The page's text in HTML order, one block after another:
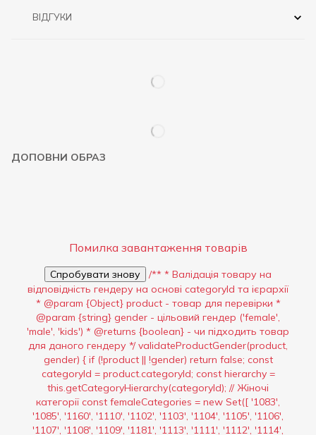
ВІДГУКИ
ДОПОВНИ ОБРАЗ
Помилка завантаження товарів
Спробувати знову
/** * Валідація товару на
відповідність гендеру на основі categoryId та ієрархії
* @param {Object} product - товар для перевірки *
@param {string} gender - цільовий гендер ('female',
'male', 'kids') * @returns {boolean} - чи підходить товар
для даного гендеру */ validateProductGender(product,
gender) { if (!product || !gender) return false; const
categoryId = product.categoryId; const hierarchy =
this.getCategoryHierarchy(categoryId); // Жіночі
категорії const femaleCategories = new Set([ '1083',
'1085', '1160', '1110', '1102', '1103', '1104', '1105', '1106',
'1107', '1108', '1109', '1181', '1113', '1111', '1112', '1114',